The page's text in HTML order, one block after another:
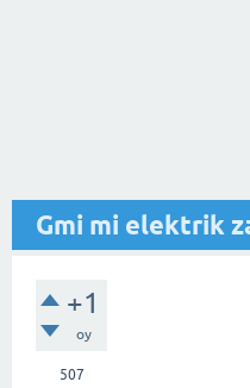
Gmi mi elektrik
+1
oy
507